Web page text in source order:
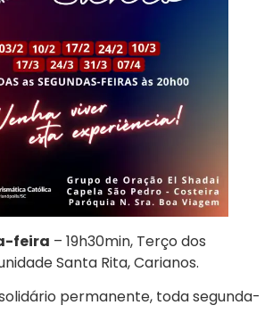
feira – 19h30min, Terço dos
Santa Rita, Carianos.
permanente, toda segunda-